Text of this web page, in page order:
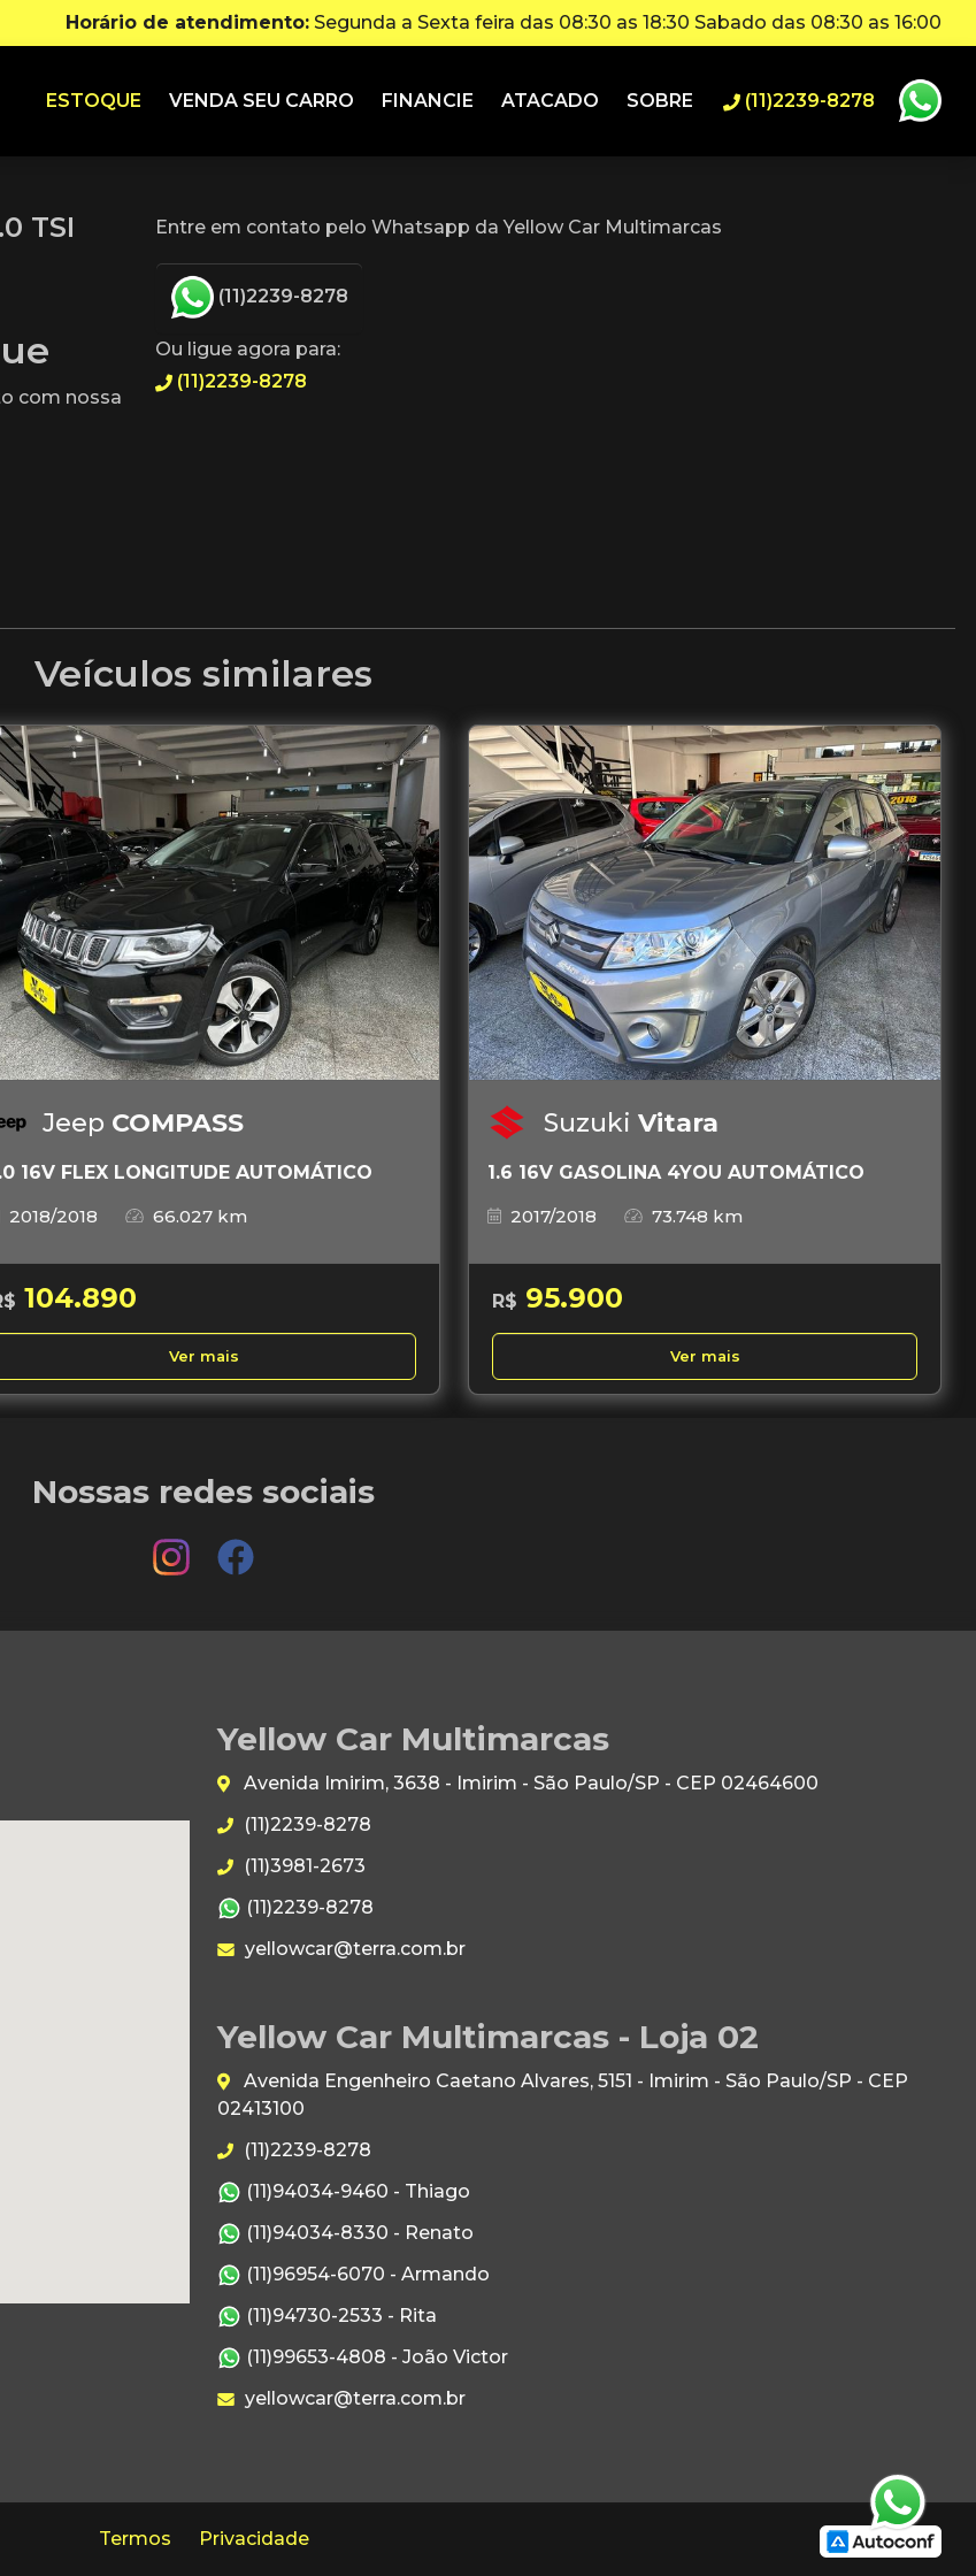
Horário de atendimento: Segunda a Sexta feira das 08:30 as 18:30 Sabado das 08:30 as 16:00
ESTOQUE VENDA SEU CARRO FINANCIE ATACADO SOBRE (11)2239-8278
TSI
com nossa
Entre em contato pelo Whatsapp da Yellow Car Multimarcas
(11)2239-8278
Ou ligue agora para:
(11)2239-8278
Veículos similares
Jeep COMPASS
16V FLEX LONGITUDE AUTOMÁTICO
2018/2018
66.027 km
104.890
Ver mais
Suzuki Vitara
1.6 16V GASOLINA 4YOU AUTOMÁTICO
2017/2018
73.748 km
R$ 95.900
Ver mais
Nossas redes sociais
Yellow Car Multimarcas
Avenida Imirim, 3638 - Imirim - São Paulo/SP - CEP 02464600
(11)2239-8278
(11)3981-2673
(11)2239-8278
yellowcar@terra.com.br
Yellow Car Multimarcas - Loja 02
Avenida Engenheiro Caetano Alvares, 5151 - Imirim - São Paulo/SP - CEP
02413100
(11)2239-8278
(11)94034-9460 - Thiago
(11)94034-8330 - Renato
(11)96954-6070 - Armando
(11)94730-2533 - Rita
(11)99653-4808 - João Victor
yellowcar@terra.com.br
Termos Privacidade